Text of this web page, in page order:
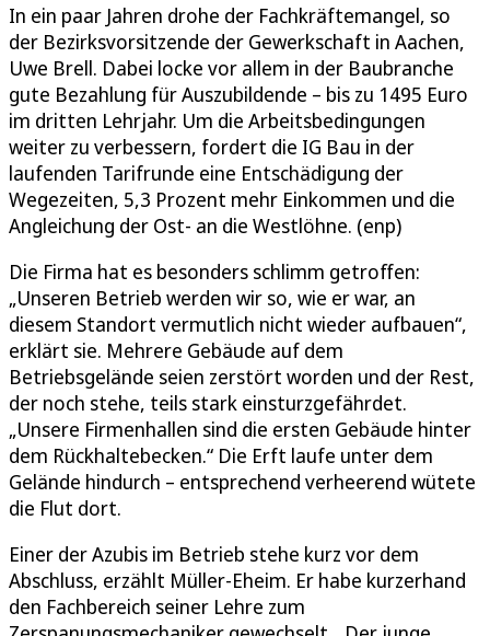
In ein paar Jahren drohe der Fachkräftemangel, so
der Bezirksvorsitzende der Gewerkschaft in Aachen,
Uwe Brell. Dabei locke vor allem in der Baubranche
gute Bezahlung für Auszubildende – bis zu 1495 Euro
im dritten Lehrjahr. Um die Arbeitsbedingungen
weiter zu verbessern, fordert die IG Bau in der
laufenden Tarifrunde eine Entschädigung der
Wegezeiten, 5,3 Prozent mehr Einkommen und die
Angleichung der Ost- an die Westlöhne. (enp)
Die Firma hat es besonders schlimm getroffen:
„Unseren Betrieb werden wir so, wie er war, an
diesem Standort vermutlich nicht wieder aufbauen“,
erklärt sie. Mehrere Gebäude auf dem
Betriebsgelände seien zerstört worden und der Rest,
der noch stehe, teils stark einsturzgefährdet.
„Unsere Firmenhallen sind die ersten Gebäude hinter
dem Rückhaltebecken.“ Die Erft laufe unter dem
Gelände hindurch – entsprechend verheerend wütete
die Flut dort.
Einer der Azubis im Betrieb stehe kurz vor dem
Abschluss, erzählt Müller-Eheim. Er habe kurzerhand
den Fachbereich seiner Lehre zum